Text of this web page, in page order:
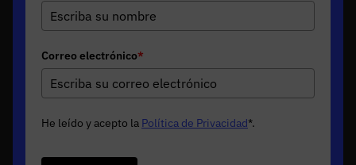
Correo electrónico*
He leído y acepto la Política de Privacidad*.